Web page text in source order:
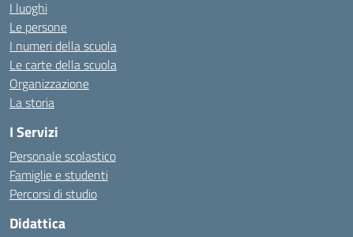
I luoghi
Le persone
I numeri della scuola
Le carte della scuola
Organizzazione
La storia
I Servizi
Personale scolastico
Famiglie e studenti
Percorsi di studio
Didattica